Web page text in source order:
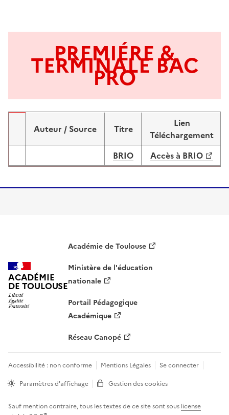
PREMIÉRE &
TERMINALE BAC
PRO
ImageAuteur / Source Titre
Lien
Téléchargement
BRIO Accès à BRIO
ACADÉMIE
DE TOULOUSE
Académie de Toulouse
Ministère de l'éducation
nationale
Portail Pédagogique
Académique
Réseau Canopé
Accessibilité : non conforme Mentions Légales
Se connecter
Paramètres d'affichage
Gestion des cookies
Sauf mention contraire, tous les textes de ce site sont sous license